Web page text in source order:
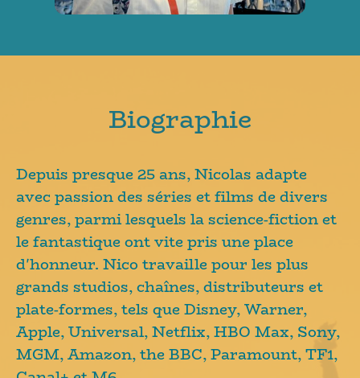
Biographie
Depuis presque 25 ans, Nicolas adapte
avec passion des séries et films de divers
genres, parmi lesquels la science-fiction et
le fantastique ont vite pris une place
d'honneur. Nico travaille pour les plus
grands studios, chaînes, distributeurs et
plate-formes, tels que Disney, Warner,
Apple, Universal, Netflix, HBO Max, Sony,
MGM, Amazon, the BBC, Paramount, TF1,